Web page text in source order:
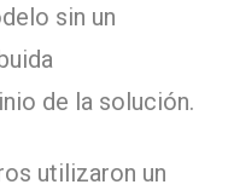
sin un
de la solución.
utilizaron un